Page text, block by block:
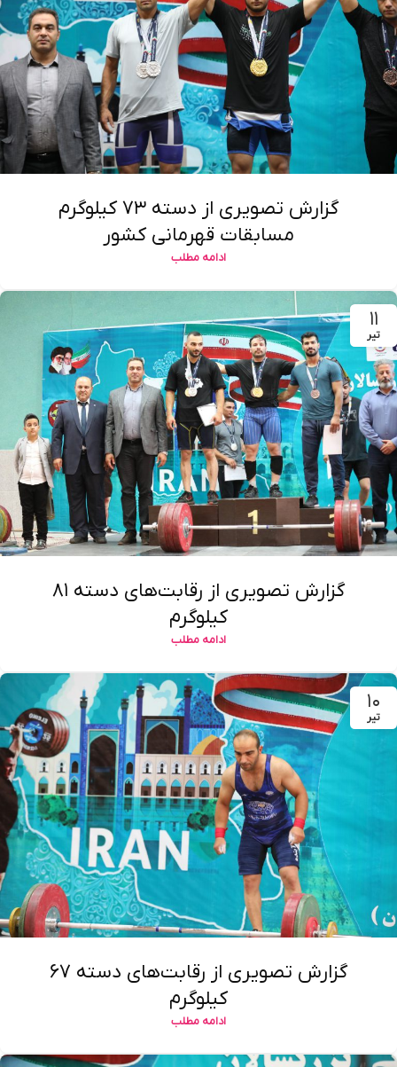
گزارش تصویری از دسته ۷۳ کیلوگرم
مسابقات قهرمانی کشور
ادامه مطلب
۱۱
تیر
گزارش تصویری از رقابت‌های دسته ۸۱
کیلوگرم
ادامه مطلب
۱۰
تیر
گزارش تصویری از رقابت‌های دسته ۶۷
کیلوگرم
ادامه مطلب